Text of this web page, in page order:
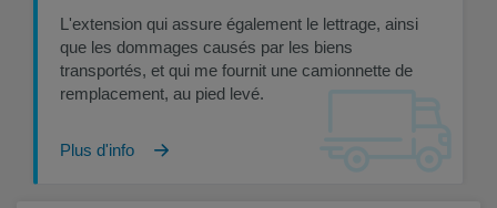
L'extension qui assure également le lettrage, ainsi
que les dommages causés par les biens
transportés, et qui me fournit une camionnette de
remplacement, au pied levé.
Plus d'info